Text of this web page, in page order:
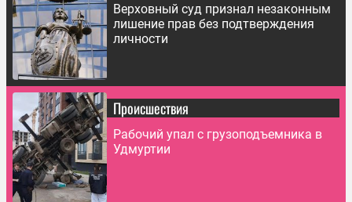
Верховный суд признал незаконным
лишение прав без подтверждения
личности
Происшествия
Рабочий упал с грузоподъемника в
Удмуртии